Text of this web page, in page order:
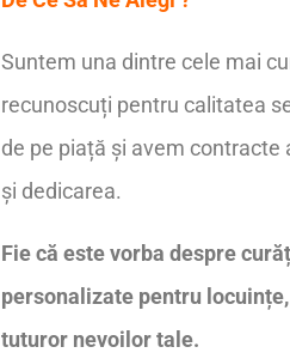
Suntem una dintre cele mai
recunoscuți pentru calitatea
de pe piață și avem
și dedicarea.
Fie că este vorba despre
personalizate pentru
tuturor nevoilor tale.